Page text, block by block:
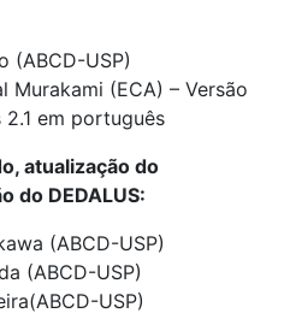
(ABCD-USP)
Murakami (ECA) – Versão
em português
atualização do
do DEDALUS:
(ABCD-USP)
(ABCD-USP)
USP)